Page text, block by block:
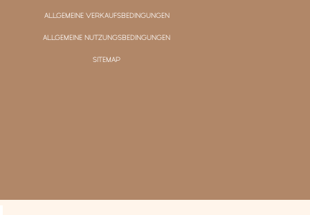
ALLGEMEINE VERKAUFSBEDINGUNGEN
ALLGEMEINE NUTZUNGSBEDINGUNGEN
SITEMAP